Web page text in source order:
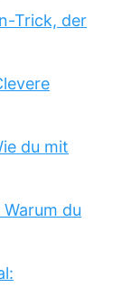
Trick, der
du mit
du